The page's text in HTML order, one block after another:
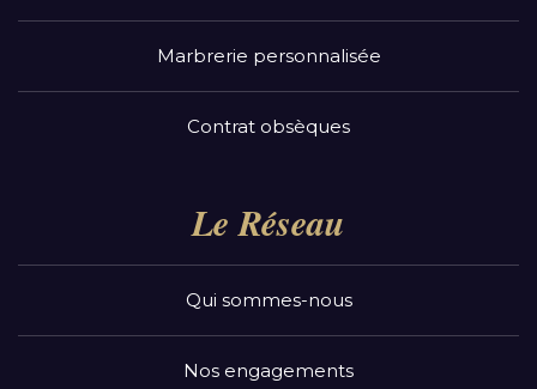
Marbrerie personnalisée
Contrat obsèques
Le Réseau
Qui sommes-nous
Nos engagements